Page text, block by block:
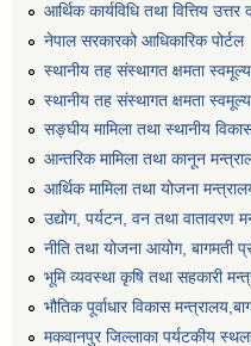
आर्थिक कार्यविधि तथा वित्तिय
नेपाल सरकारको आधिकारिक पोर्टल
स्थानीय तह संस्थागत क्षमता
स्थानीय तह संस्थागत क्षमता
सङ्घीय मामिला तथा स्थानीय
आन्तरिक मामिला तथा कानून
आर्थिक मामिला तथा योजना
उद्योग, पर्यटन, वन तथा वातावरण
नीति तथा योजना आयोग, बागमती
भूमि व्यवस्था कृषि तथा सहकारी
भौतिक पूर्वाधार विकास
मकवानपुर जिल्लाका पर्यटकीय